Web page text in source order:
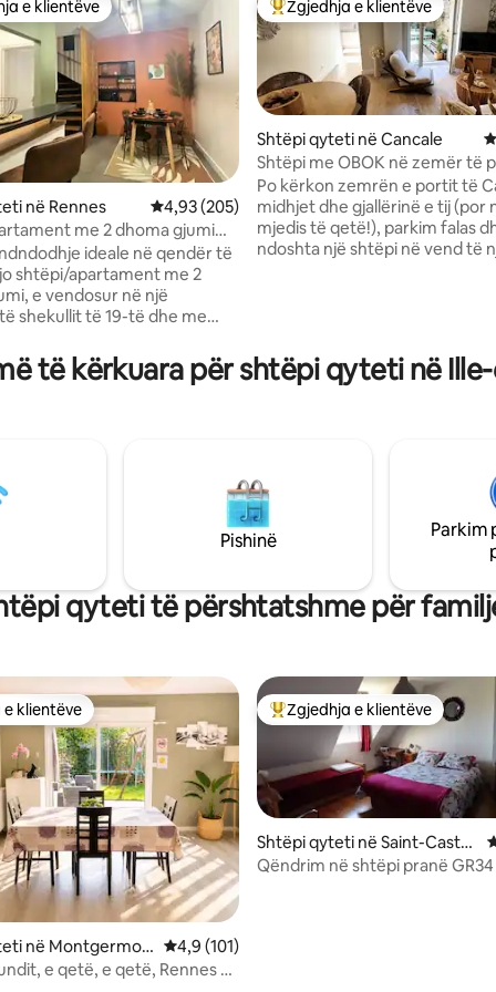
5, 175 vlerësime
e zgjedhjeve të klientëve
e klientëve
në Rennes Vlerësimi mesatar 4,93 nga 5, 205 vlerësime
4,93 (205)
me 2 dhoma gjumi
Tarifa në verë
ideale në qendër të
shtëpi/apartament me 2
e vendosur në një
shekullit të 19-të dhe me
rinovimin e saj
Pranë të gjitha shërbimeve
së lirë ose udhëtimet e
1, 2, 3 ose 4 persona do të
komoditetet që të duhen
Më të mirat e zgjedhjeve të
Zgjedhja e klientëve
Shtëpi qyteti në Cancale
Shtëpi me OBOK në zemër të
m larg detit
Po kërkon zemrën e portit të
midhjet dhe gjallërinë e tij (por
mjedis të qetë!), parkim falas
ndoshta një shtëpi në vend të
"folezën" tonë të vogël (emër i
nga vizitorët), një vilë fshati 55
të kërkuara për shtëpi qyteti në
Pishinë
Parkim
qyteti të përshtatshme për
5, 110 vlerësime
klientëve
klientëve
në Montgermon Vlerësimi mesatar 4,9 nga 5, 101 vlerësime
4,9 (101)
e qetë, e qetë, Rennes 3
Më të mirat e zgjedhjeve të
Zgjedhja e klientëve
Shtëpi qyteti në Saint-Cast-l
e-Guildo
Qëndrim në shtëpi pranë